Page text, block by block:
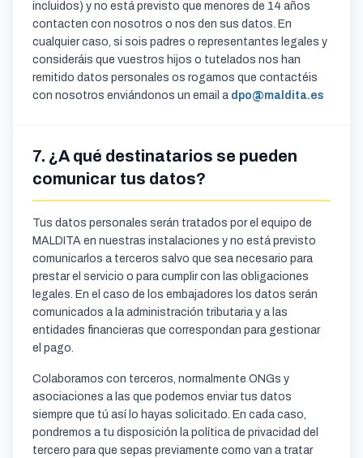
incluidos) y no está previsto que menores de 14 años
contacten con nosotros o nos den sus datos. En
cualquier caso, si sois padres o representantes legales y
consideráis que vuestros hijos o tutelados nos han
remitido datos personales os rogamos que contactéis
con nosotros enviándonos un email a dpo@maldita.es
7. ¿A qué destinatarios se pueden
comunicar tus datos?
Tus datos personales serán tratados por el equipo de
MALDITA en nuestras instalaciones y no está previsto
comunicarlos a terceros salvo que sea necesario para
prestar el servicio o para cumplir con las obligaciones
legales. En el caso de los embajadores los datos serán
comunicados a la administración tributaria y a las
entidades financieras que correspondan para gestionar
el pago.
Colaboramos con terceros, normalmente ONGs y
asociaciones a las que podemos enviar tus datos
siempre que tú así lo hayas solicitado. En cada caso,
pondremos a tu disposición la política de privacidad del
tercero para que sepas previamente como van a tratar